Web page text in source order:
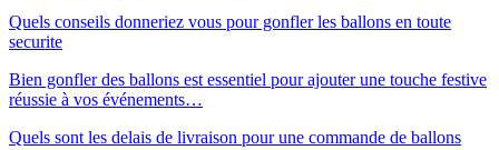
Quels conseils donneriez vous pour gonfler les ballons en toute
securite
Bien gonfler des ballons est essentiel pour ajouter une touche festive
réussie à vos événements…
Quels sont les delais de livraison pour une commande de ballons